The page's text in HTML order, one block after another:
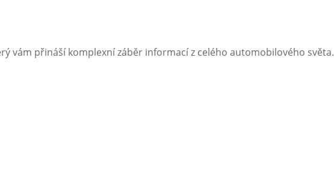
vám přináší komplexní záběr informací z celého automobilového světa.